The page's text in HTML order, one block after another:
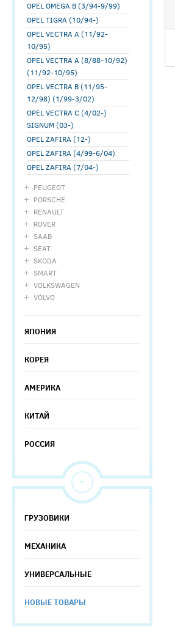
OPEL OMEGA B (3/94-9/99)
OPEL TIGRA (10/94-)
OPEL VECTRA A (11/92-
10/95)
OPEL VECTRA A (8/88-10/92)
(11/92-10/95)
OPEL VECTRA B (11/95-
12/98) (1/99-3/02)
OPEL VECTRA С (4/02-)
SIGNUM (03-)
OPEL ZAFIRA (12-)
OPEL ZAFIRA (4/99-6/04)
OPEL ZAFIRA (7/04-)
PEUGEOT
PORSCHE
RENAULT
ROVER
SAAB
SEAT
SKODA
SMART
VOLKSWAGEN
VOLVO
ЯПОНИЯ
КОРЕЯ
АМЕРИКА
КИТАЙ
РОССИЯ
ГРУЗОВИКИ
МЕХАНИКА
УНИВЕРСАЛЬНЫЕ
НОВЫЕ ТОВАРЫ